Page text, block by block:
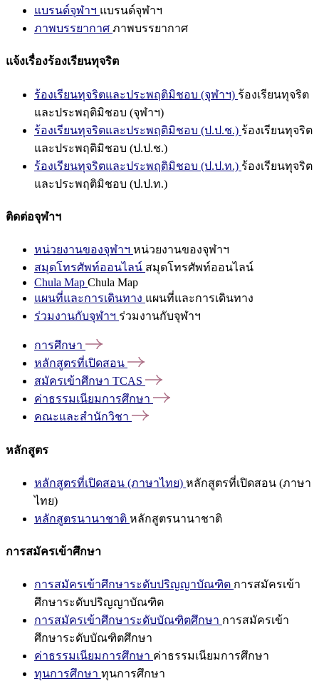
แบรนด์จุฬาฯ แบรนด์จุฬาฯ
ภาพบรรยากาศ ภาพบรรยากาศ
แจ้งเรื่องร้องเรียนทุจริต
ร้องเรียนทุจริตและประพฤติมิชอบ (จุฬาฯ) ร้องเรียนทุจริต
และประพฤติมิชอบ (จุฬาฯ)
ร้องเรียนทุจริตและประพฤติมิชอบ (ป.ป.ช.) ร้องเรียนทุจริต
และประพฤติมิชอบ (ป.ป.ช.)
ร้องเรียนทุจริตและประพฤติมิชอบ (ป.ป.ท.) ร้องเรียนทุจริต
และประพฤติมิชอบ (ป.ป.ท.)
ติดต่อจุฬาฯ
หน่วยงานของจุฬาฯ หน่วยงานของจุฬาฯ
สมุดโทรศัพท์ออนไลน์ สมุดโทรศัพท์ออนไลน์
Chula Map Chula Map
แผนที่และการเดินทาง แผนที่และการเดินทาง
ร่วมงานกับจุฬาฯ ร่วมงานกับจุฬาฯ
การศึกษา
หลักสูตรที่เปิดสอน
สมัครเข้าศึกษา TCAS
ค่าธรรมเนียมการศึกษา
คณะและสำนักวิชา
หลักสูตร
หลักสูตรที่เปิดสอน (ภาษาไทย) หลักสูตรที่เปิดสอน (ภาษา
ไทย)
หลักสูตรนานาชาติ หลักสูตรนานาชาติ
การสมัครเข้าศึกษา
การสมัครเข้าศึกษาระดับปริญญาบัณฑิต การสมัครเข้า
ศึกษาระดับปริญญาบัณฑิต
การสมัครเข้าศึกษาระดับบัณฑิตศึกษา การสมัครเข้า
ศึกษาระดับบัณฑิตศึกษา
ค่าธรรมเนียมการศึกษา ค่าธรรมเนียมการศึกษา
ทุนการศึกษา ทุนการศึกษา